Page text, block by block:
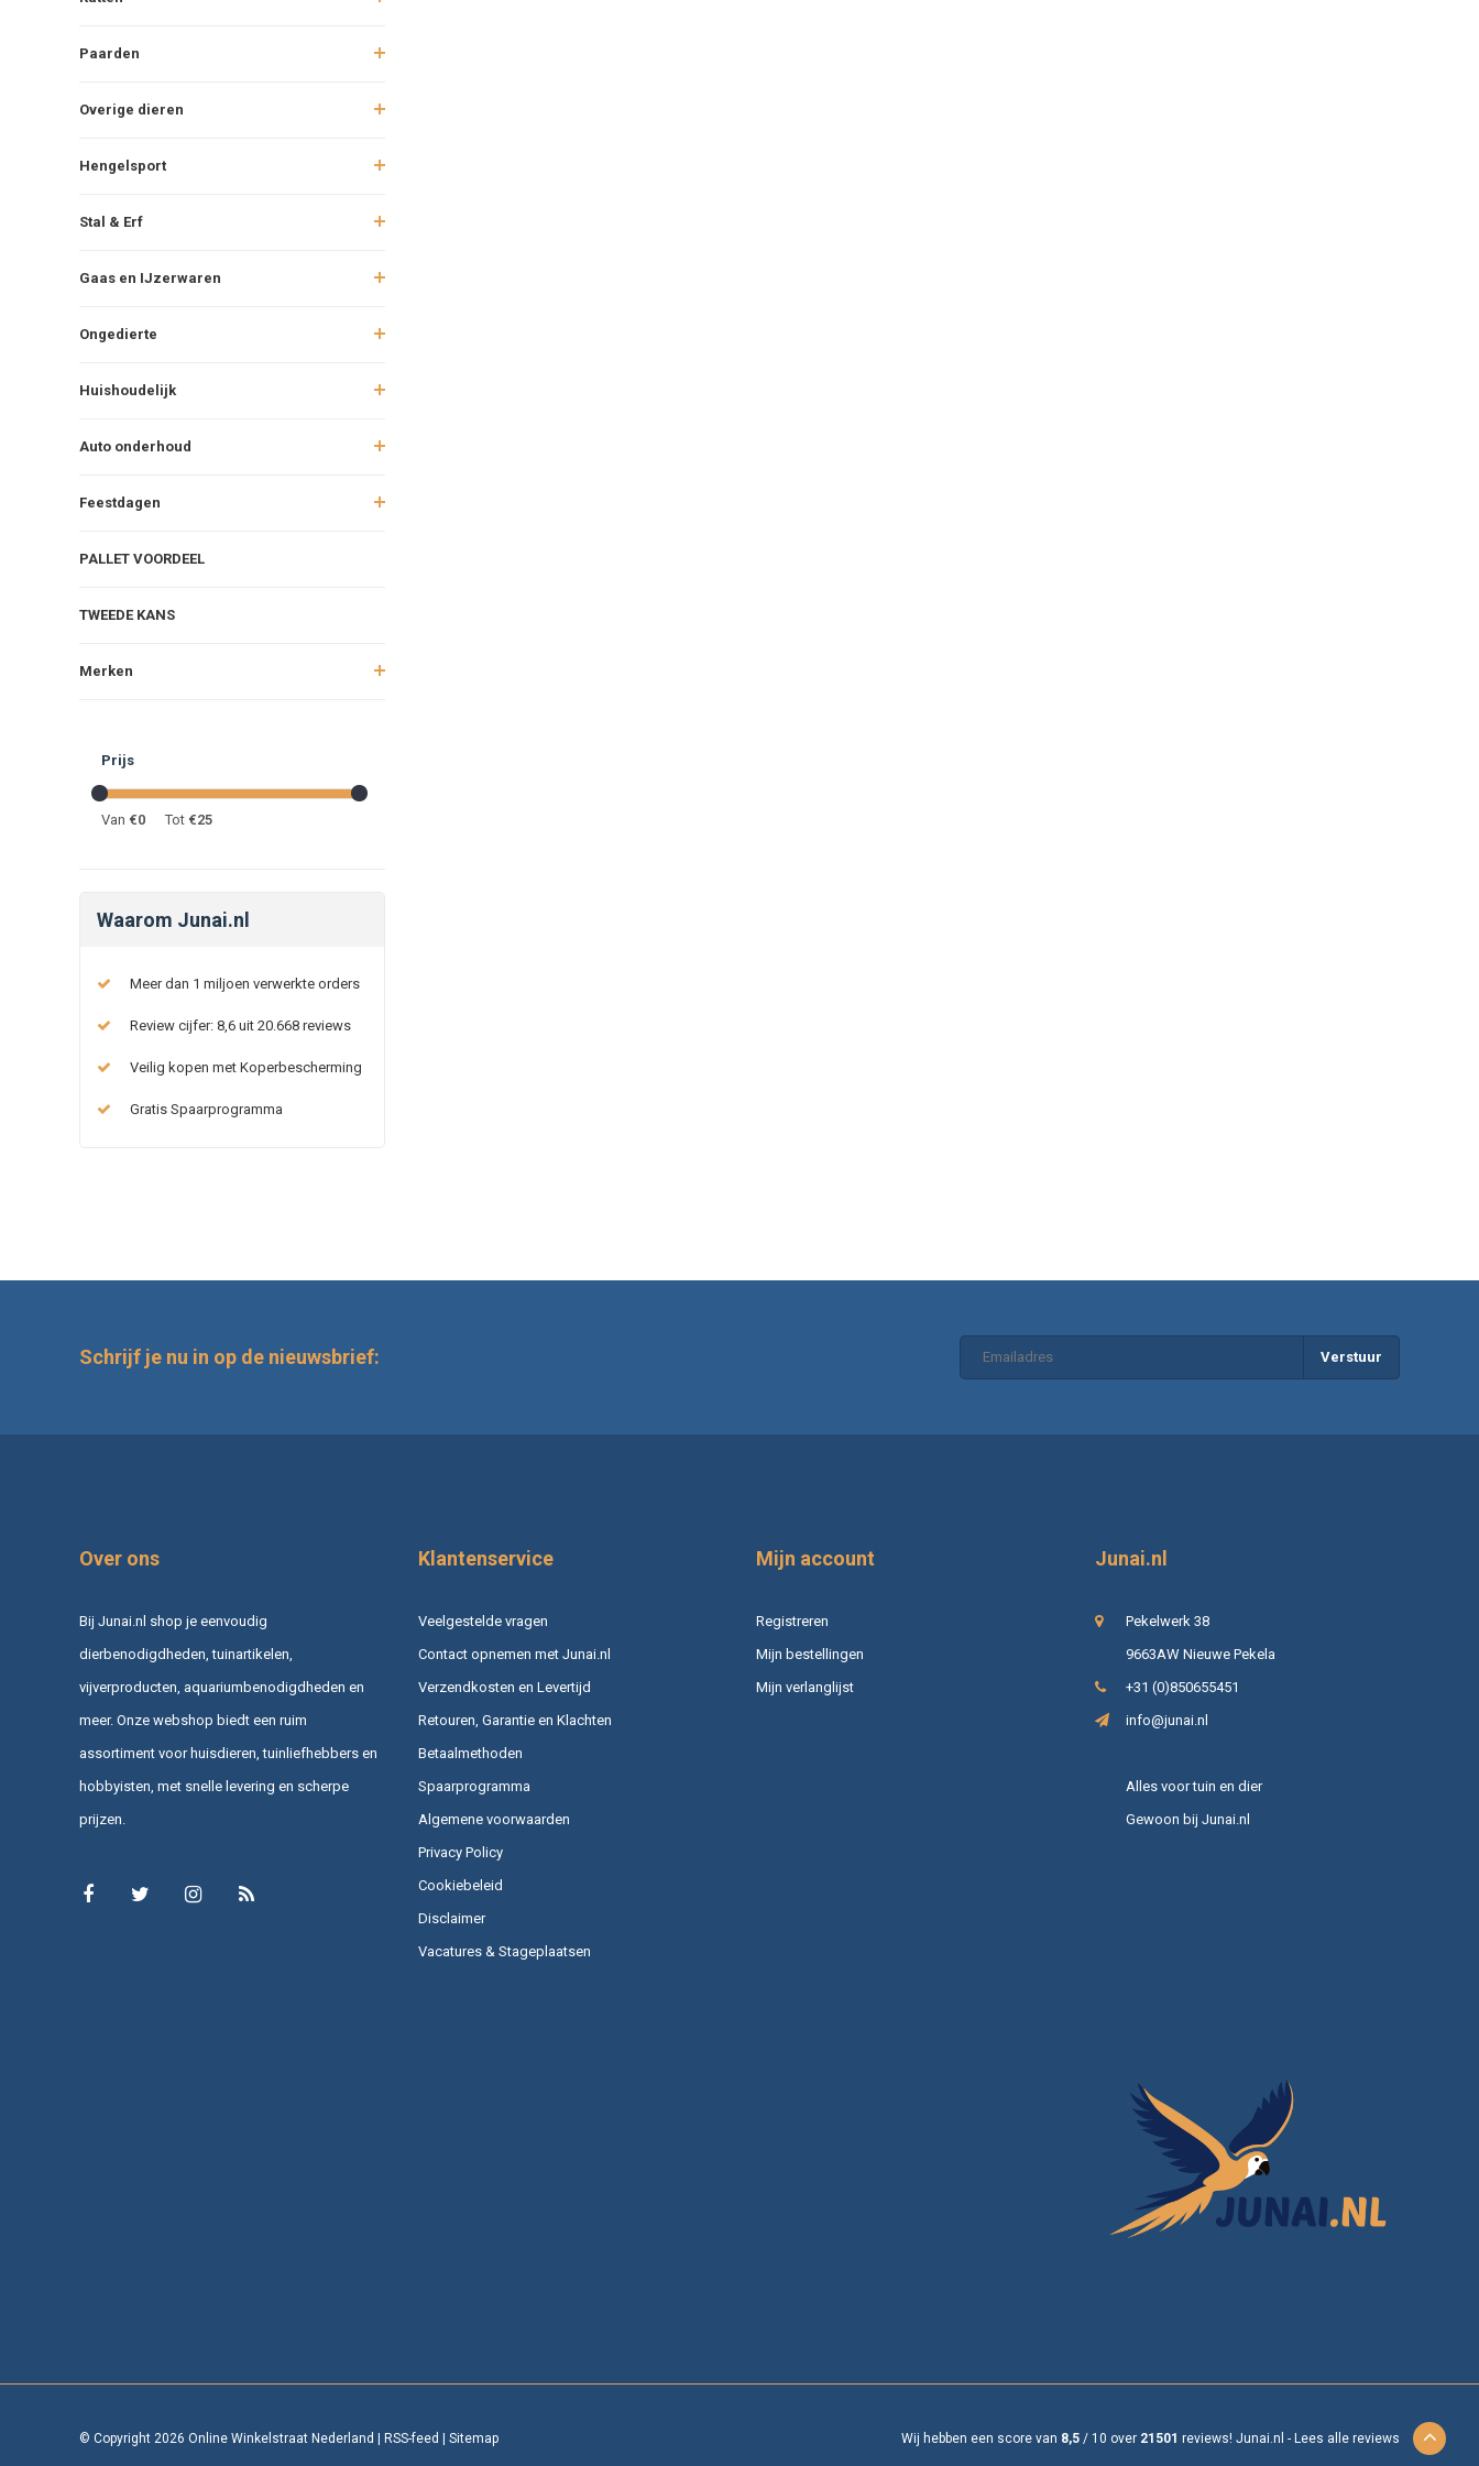
Paarden
Overige dieren
Hengelsport
Stal & Erf
Gaas en IJzerwaren
Ongedierte
Huishoudelijk
Auto onderhoud
Feestdagen
PALLET VOORDEEL
TWEEDE KANS
Merken
Prijs
Van €0 Tot €25
Waarom Junai.nl
Meer dan 1 miljoen verwerkte orders
Review cijfer: 8,6 uit 20.668 reviews
Veilig kopen met Koperbescherming
Gratis Spaarprogramma
Schrijf je nu in op de nieuwsbrief: Verstuur
Over ons
Bij Junai.nl shop je eenvoudig
dierbenodigdheden, tuinartikelen,
vijverproducten, aquariumbenodigdheden en
meer. Onze webshop biedt een ruim
assortiment voor huisdieren, tuinliefhebbers en
hobbyisten, met snelle levering en scherpe
prijzen.
Klantenservice
Veelgestelde vragen
Contact opnemen met Junai.nl
Verzendkosten en Levertijd
Retouren, Garantie en Klachten
Betaalmethoden
Spaarprogramma
Algemene voorwaarden
Privacy Policy
Cookiebeleid
Disclaimer
Vacatures & Stageplaatsen
Mijn account
Registreren
Mijn bestellingen
Mijn verlanglijst
Junai.nl
Pekelwerk 38
9663AW Nieuwe Pekela
+31 (0)850655451
info@junai.nl
Alles voor tuin en dier
Gewoon bij Junai.nl
© Copyright 2026 Online Winkelstraat Nederland | RSS-feed | Sitemap Wij hebben een score van 8,5 / 10 over 21501 reviews! Junai.nl - Lees alle reviews